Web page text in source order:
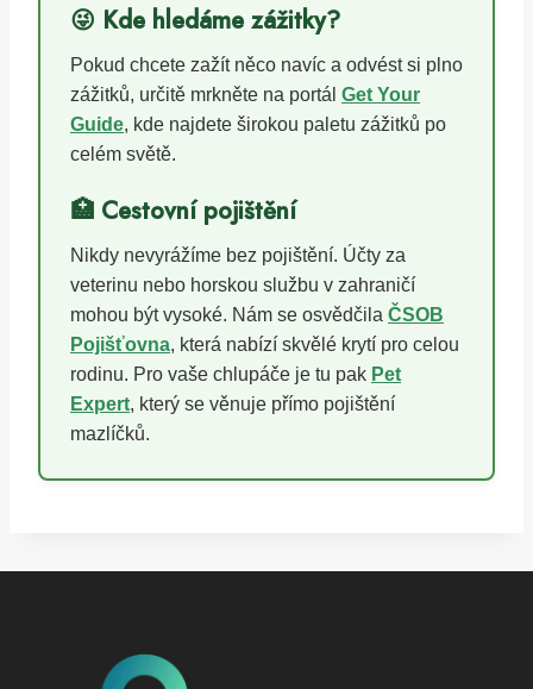
😜 Kde hledáme zážitky?
Pokud chcete zažít něco navíc a odvést si plno
zážitků, určitě mrkněte na portál Get Your
Guide, kde najdete širokou paletu zážitků po
celém světě.
🏥 Cestovní pojištění
Nikdy nevyrážíme bez pojištění. Účty za
veterinu nebo horskou službu v zahraničí
mohou být vysoké. Nám se osvědčila ČSOB
Pojišťovna, která nabízí skvělé krytí pro celou
rodinu. Pro vaše chlupáče je tu pak Pet
Expert, který se věnuje přímo pojištění
mazlíčků.